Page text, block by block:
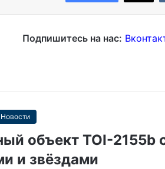
Подпишитесь на нас: